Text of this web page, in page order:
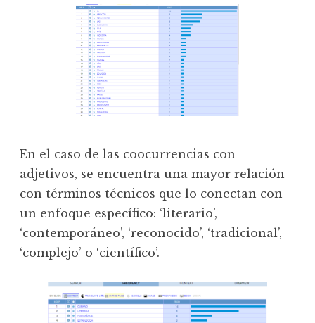
En el caso de las coocurrencias con
adjetivos, se encuentra una mayor relación
con términos técnicos que lo conectan con
un enfoque específico: ‘literario’,
‘contemporáneo’, ‘reconocido’, ‘tradicional’,
‘complejo’ o ‘científico’.